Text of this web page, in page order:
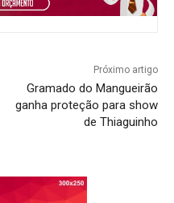
Próximo artigo
Gramado do Mangueirão
ganha proteção para show
de Thiaguinho